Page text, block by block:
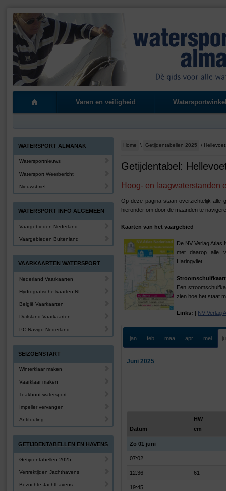
Varen en veiligheid
Home \ Getijdentabellen 2025 \
Getijdentabel:
Hoog- en laagwaterstanden
Op deze pagina staan overzichtelijk alle
hieronder om door de maanden te
Kaarten van het vaargebied
De NV Verlag
met daarop alle
Haringvliet.
Stroomschuifkaart
Een
zien hoe het staat
Links: | NV Verlag
jan feb maa apr mei
Juni 2025
Datum
HW
cm
Zo 01 juni
07:02
12:36 61
19:45
WATERSPORT ALMANAK
Watersportnieuws
Watersport Weerbericht
Nieuwsbrief
WATERSPORT INFO ALGEMEEN
Vaargebieden Nederland
Vaargebieden Buitenland
VAARKAARTEN WATERSPORT
Nederland Vaarkaarten
Hydrografische kaarten NL
België Vaarkaarten
Duitsland Vaarkaarten
PC Navigo Nederland
SEIZOENSTART
Winterklaar maken
Vaarklaar maken
Teakhout watersport
Impeller vervangen
Antifouling
GETIJDENTABELLEN EN HAVENS
Getijdentabellen 2025
Vertrektijden Jachthavens
Bezochte Jachthavens